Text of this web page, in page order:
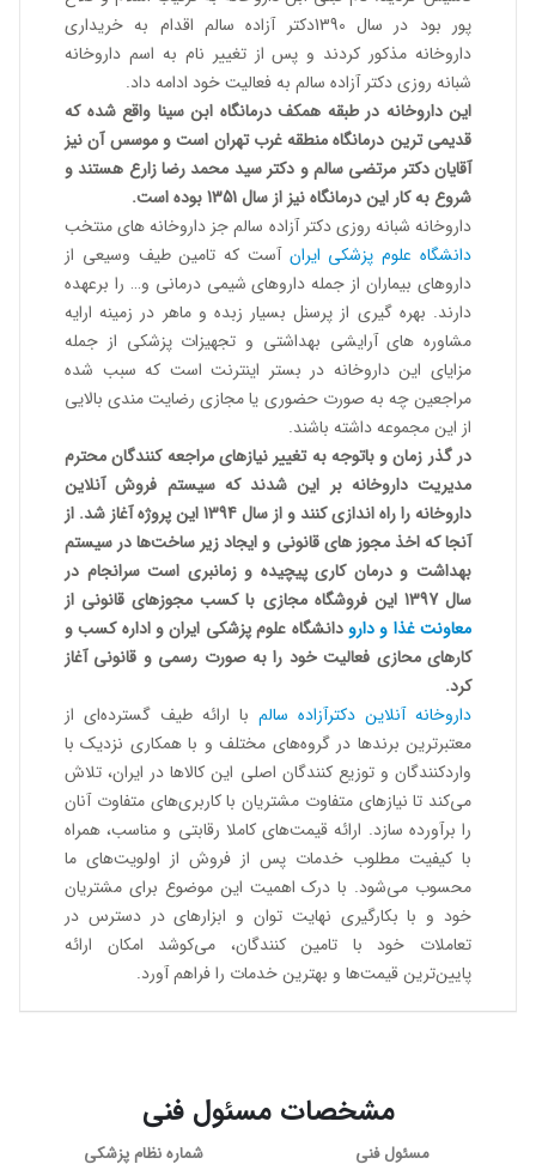
پور بود در سال 1390دکتر آزاده سالم اقدام به خریداری
داروخانه مذکور کردند و پس از تغییر نام به اسم داروخانه
شبانه روزی دکتر آزاده سالم به فعالیت خود ادامه داد.
این داروخانه در طبقه همکف درمانگاه ابن سینا واقع شده که
قدیمی ترین درمانگاه منطقه غرب تهران است و موسس آن نیز
آقایان دکتر مرتضی سالم و دکتر سید محمد رضا زارع هستند و
شروع به کار این درمانگاه نیز از سال 1351 بوده است.
داروخانه شبانه روزی دکتر آزاده سالم جز داروخانه های منتخب
دانشگاه علوم پزشکی ایران آست که تامین طیف وسیعی از
داروهای بیماران از جمله داروهای شیمی درمانی و… را برعهده
دارند. بهره گیری از پرسنل بسیار زبده و ماهر در زمینه ارایه
مشاوره های آرایشی بهداشتی و تجهیزات پزشکی از جمله
مزایای این داروخانه در بستر اینترنت است که سبب شده
مراجعین چه به صورت حضوری یا مجازی رضایت مندی بالایی
از این مجموعه داشته باشند.
در گذر زمان و باتوجه به تغییر نیازهای مراجعه کنندگان محترم
مدیریت داروخانه بر این شدند که سیستم فروش آنلاین
داروخانه را راه اندازی کنند و از سال 1394 این پروژه آغاز شد. از
آنجا که اخذ مجوز های قانونی و ایجاد زیر ساخت‌ها در سیستم
بهداشت و درمان کاری پیچیده و زمانبری است سرانجام در
سال 1397 این فروشگاه مجازی با کسب مجوزهای قانونی از
معاونت غذا و دارو دانشگاه علوم پزشکی ایران و اداره کسب و
کارهای محازی فعالیت خود را به صورت رسمی و قانونی آغاز
کرد.
داروخانه آنلاین دكترآزاده سالم با ارائه طیف گسترده‏‌ای از
معتبرترین برندها در گروه‌‏های مختلف و با همکاری نزدیک با
وارد‏کنندگان و توزیع‏ کنندگان اصلی این کالاها در ایران، تلاش
می‏‌کند تا نیازهای متفاوت مشتریان با کاربری‏‌های متفاوت آنان
را برآورده سازد. ارائه قیمت‏‌های کاملا رقابتی و مناسب، همراه
با کیفیت مطلوب خدمات پس از فروش از اولویت‏‌های ما
محسوب می‌شود. با درک اهمیت این موضوع برای مشتریان
خود و با بکارگیری نهایت توان و ابزارهای در دسترس در
تعاملات خود با تامین‏ کنندگان، می‏‏‌کوشد امکان ارائه
پایین‏‏‌ترین قیمت‏‏‌ها و بهترین خدمات را فراهم آورد.
مشخصات مسئول فنی
مسئول فنی شماره نظام پزشکی